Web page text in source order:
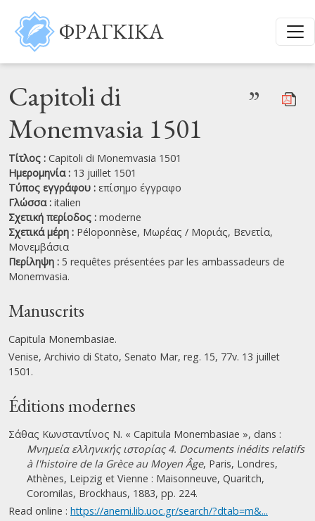
Παράκαμψη προς το κυρίως περιεχόμενο
ΦΡΑΓΚΙΚΑ
Capitoli di
Monemvasia 1501
”
Τίτλος : Capitoli di Monemvasia 1501
Ημερομηνία : 13 juillet 1501
Τύπος εγγράφου : επίσημο έγγραφο
Γλώσσα : italien
Σχετική περίοδος : moderne
Σχετικά μέρη : Péloponnèse, Μωρέας / Μοριάς, Βενετία,
Μονεμβάσια
Περίληψη : 5 requêtes présentées par les ambassadeurs de
Monemvasia.
Manuscrits
Capitula Monembasiae.
Venise, Archivio di Stato, Senato Mar, reg. 15, 77v. 13 juillet
1501.
Éditions modernes
Σάθας Κωνσταντίνος Ν. « Capitula Monembasiae », dans :
Μνημεία ελληνικής ιστορίας 4. Documents inédits relatifs
à l'histoire de la Grèce au Moyen Âge, Paris, Londres,
Athènes, Leipzig et Vienne : Maisonneuve, Quaritch,
Coromilas, Brockhaus, 1883, pp. 224.
Read online : https://anemi.lib.uoc.gr/search/?dtab=m&...